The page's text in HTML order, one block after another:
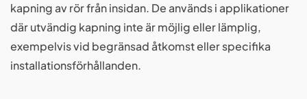
kapning av rör från insidan. De används i applikationer
där utvändig kapning inte är möjlig eller lämplig,
exempelvis vid begränsad åtkomst eller specifika
installationsförhållanden.